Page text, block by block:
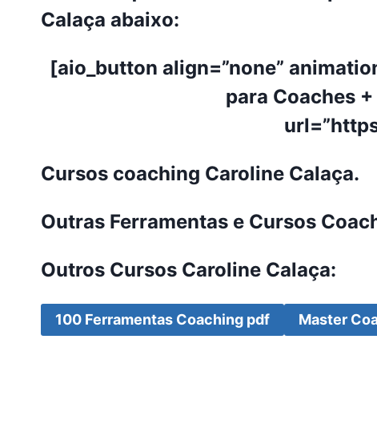
Calaça abaixo:
[aio_button align=”none”
para Coaches
Cursos coaching Caroline Calaça.
Outras Ferramentas e Cursos
Outros Cursos Caroline Calaça:
100 Ferramentas Coaching pdf Master